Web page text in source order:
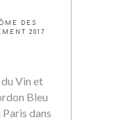
DES
2017
Vin et
Bleu
Paris dans